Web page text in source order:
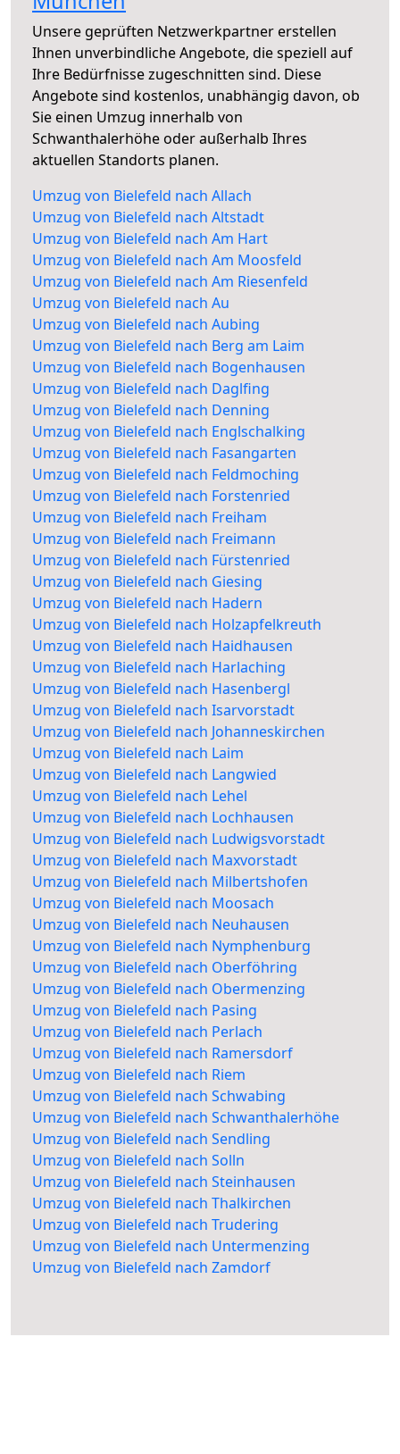
Unsere geprüften Netzwerkpartner erstellen
Ihnen unverbindliche Angebote, die speziell auf
Ihre Bedürfnisse zugeschnitten sind. Diese
Angebote sind kostenlos, unabhängig davon, ob
Sie einen Umzug innerhalb von
Schwanthalerhöhe oder außerhalb Ihres
aktuellen Standorts planen.
Umzug von Bielefeld nach Allach
Umzug von Bielefeld nach Altstadt
Umzug von Bielefeld nach Am Hart
Umzug von Bielefeld nach Am Moosfeld
Umzug von Bielefeld nach Am Riesenfeld
Umzug von Bielefeld nach Au
Umzug von Bielefeld nach Aubing
Umzug von Bielefeld nach Berg am Laim
Umzug von Bielefeld nach Bogenhausen
Umzug von Bielefeld nach Daglfing
Umzug von Bielefeld nach Denning
Umzug von Bielefeld nach Englschalking
Umzug von Bielefeld nach Fasangarten
Umzug von Bielefeld nach Feldmoching
Umzug von Bielefeld nach Forstenried
Umzug von Bielefeld nach Freiham
Umzug von Bielefeld nach Freimann
Umzug von Bielefeld nach Fürstenried
Umzug von Bielefeld nach Giesing
Umzug von Bielefeld nach Hadern
Umzug von Bielefeld nach Holzapfelkreuth
Umzug von Bielefeld nach Haidhausen
Umzug von Bielefeld nach Harlaching
Umzug von Bielefeld nach Hasenbergl
Umzug von Bielefeld nach Isarvorstadt
Umzug von Bielefeld nach Johanneskirchen
Umzug von Bielefeld nach Laim
Umzug von Bielefeld nach Langwied
Umzug von Bielefeld nach Lehel
Umzug von Bielefeld nach Lochhausen
Umzug von Bielefeld nach Ludwigsvorstadt
Umzug von Bielefeld nach Maxvorstadt
Umzug von Bielefeld nach Milbertshofen
Umzug von Bielefeld nach Moosach
Umzug von Bielefeld nach Neuhausen
Umzug von Bielefeld nach Nymphenburg
Umzug von Bielefeld nach Oberföhring
Umzug von Bielefeld nach Obermenzing
Umzug von Bielefeld nach Pasing
Umzug von Bielefeld nach Perlach
Umzug von Bielefeld nach Ramersdorf
Umzug von Bielefeld nach Riem
Umzug von Bielefeld nach Schwabing
Umzug von Bielefeld nach Schwanthalerhöhe
Umzug von Bielefeld nach Sendling
Umzug von Bielefeld nach Solln
Umzug von Bielefeld nach Steinhausen
Umzug von Bielefeld nach Thalkirchen
Umzug von Bielefeld nach Trudering
Umzug von Bielefeld nach Untermenzing
Umzug von Bielefeld nach Zamdorf